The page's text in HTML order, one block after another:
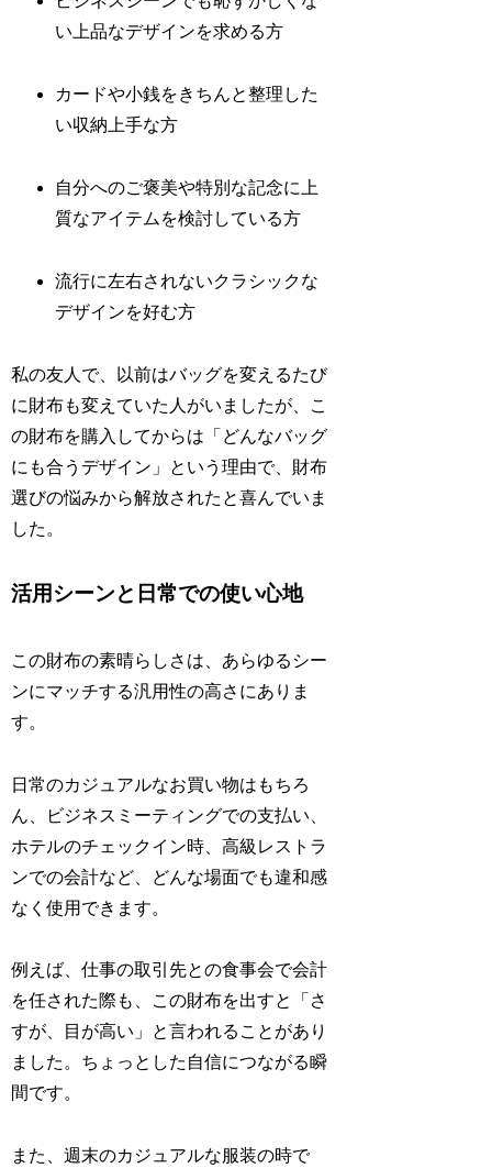
い上品なデザインを求める方
カードや小銭をきちんと整理した
い収納上手な方
自分へのご褒美や特別な記念に上
質なアイテムを検討している方
流行に左右されないクラシックな
デザインを好む方
私の友人で、以前はバッグを変えるたび
に財布も変えていた人がいましたが、こ
の財布を購入してからは「どんなバッグ
にも合うデザイン」という理由で、財布
選びの悩みから解放されたと喜んでいま
した。
活用シーンと日常での使い心地
この財布の素晴らしさは、あらゆるシー
ンにマッチする汎用性の高さにありま
す。
日常のカジュアルなお買い物はもちろ
ん、ビジネスミーティングでの支払い、
ホテルのチェックイン時、高級レストラ
ンでの会計など、どんな場面でも違和感
なく使用できます。
例えば、仕事の取引先との食事会で会計
を任された際も、この財布を出すと「さ
すが、目が高い」と言われることがあり
ました。ちょっとした自信につながる瞬
間です。
また、週末のカジュアルな服装の時で